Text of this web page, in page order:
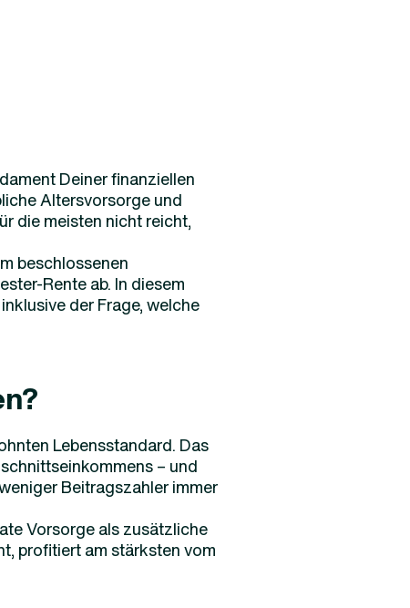
Deiner finanziellen
Altersvorsorge und
die meisten nicht reicht,
beschlossenen
Rente ab. In diesem
der Frage, welche
Lebensstandard. Das
– und
Beitragszahler immer
Vorsorge als zusätzliche
profitiert am stärksten vom